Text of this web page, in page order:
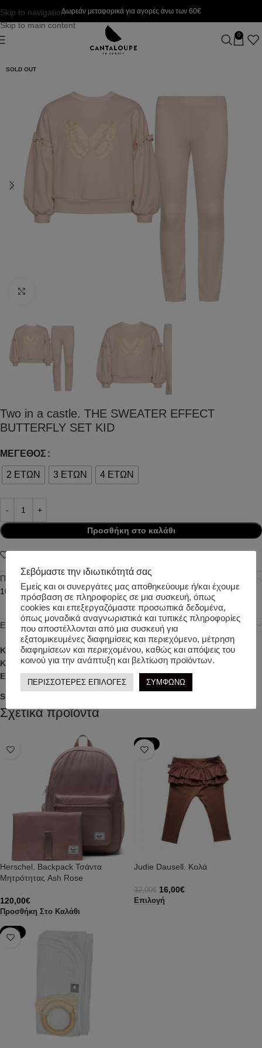
Skip to navigation
Skip to main content
Δωρεάν μεταφορικά για αγορές άνω των 60€
0
SOLD OUT
Two in a castle. THE SWEATER EFFECT
BUTTERFLY SET KID
ΜΈΓΕΘΟΣ
2 ΕΤΩΝ 3 ΕΤΩΝ 4 ΕΤΩΝ
Προσθήκη στο καλάθι
Περιγραφή
100% Cotton
Επιπλέον πληροφορίες
Κωδικός προϊόντος:t5684
Κατηγορίες: ΒΡΕΦΙΚΑ, ΚΟΡΙΤΣΙ, ΧΕΙΜΕΡΙΝΑ, ΧΕΙΜΕΡΙΝΑ ΡΟΥΧΑ
Ετικέτα: TWO IN A CASTLE
Share:
Σχετικά προϊόντα
Herschel. Backpack Τσάντα
Μητρότητας Ash Rose
120,00€
Προσθήκη Στο Καλάθι
-50%
Judie Dausell. Κολά
32,00€ 16,00€
Επιλογή
-61%
Σεβόμαστε την ιδιωτικότητά σας
Εμείς και οι συνεργάτες μας αποθηκεύουμε ή/και έχουμε
πρόσβαση σε πληροφορίες σε μια συσκευή, όπως
cookies και επεξεργαζόμαστε προσωπικά δεδομένα,
όπως μοναδικά αναγνωριστικά και τυπικές πληροφορίες
που αποστέλλονται από μια συσκευή για
εξατομικευμένες διαφημίσεις και περιεχόμενο, μέτρηση
διαφημίσεων και περιεχομένου, καθώς και απόψεις του
κοινού για την ανάπτυξη και βελτίωση προϊόντων.
ΠΕΡΙΣΣΟΤΕΡΕΣ ΕΠΙΛΟΓΕΣ ΣΥΜΦΩΝΩ